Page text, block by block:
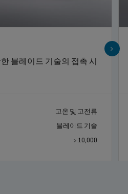
블레이드 기술의 접촉 시
고온 및 고전류
블레이드 기술
> 10,000